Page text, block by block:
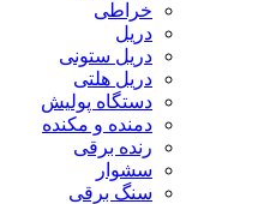
دریل ستونی
دریل هلتی
دستگاه پولیش
دمنده و مکنده
رنده برقی
سنگ برقی